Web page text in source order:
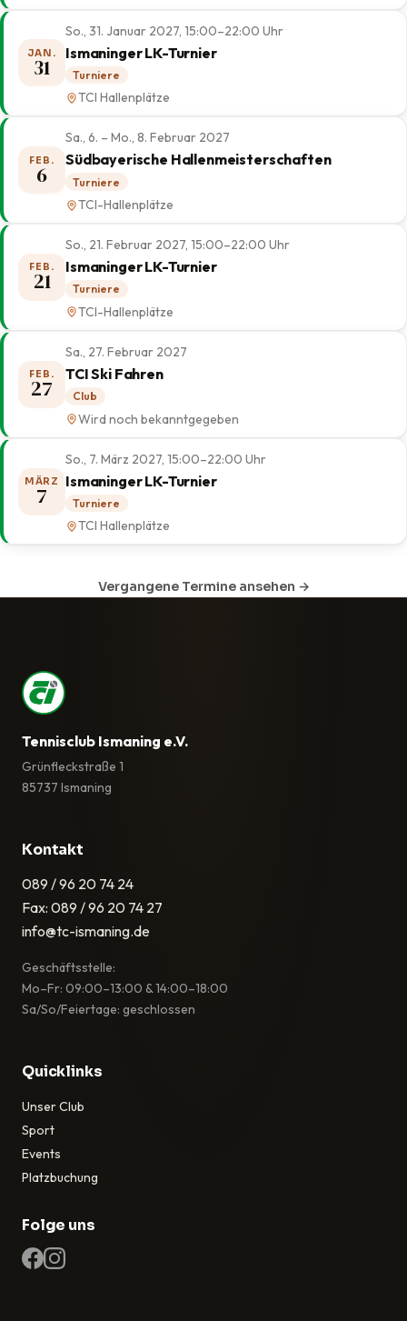
JAN.
31
So., 31. Januar 2027, 15:00–22:00 Uhr
Ismaninger LK-Turnier
Turniere
TCI Hallenplätze
FEB.
6
Sa., 6. – Mo., 8. Februar 2027
Südbayerische Hallenmeisterschaften
Turniere
TCI-Hallenplätze
FEB.
21
So., 21. Februar 2027, 15:00–22:00 Uhr
Ismaninger LK-Turnier
Turniere
TCI-Hallenplätze
FEB.
27
Sa., 27. Februar 2027
TCI Ski Fahren
Club
Wird noch bekanntgegeben
MÄRZ
7
So., 7. März 2027, 15:00–22:00 Uhr
Ismaninger LK-Turnier
Turniere
TCI Hallenplätze
Vergangene Termine ansehen →
Tennisclub Ismaning e.V.
Grünfleckstraße 1
85737 Ismaning
Kontakt
089 / 96 20 74 24
Fax: 089 / 96 20 74 27
info@tc-ismaning.de
Geschäftsstelle:
Mo–Fr: 09:00–13:00 & 14:00–18:00
Sa/So/Feiertage: geschlossen
Quicklinks
Unser Club
Sport
Events
Platzbuchung
Folge uns